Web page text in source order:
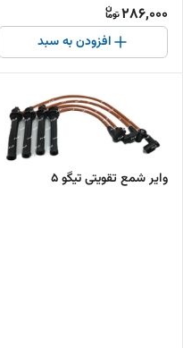
286,000
افزودن به سبد
وایر شمع تقویتی تیگو 5